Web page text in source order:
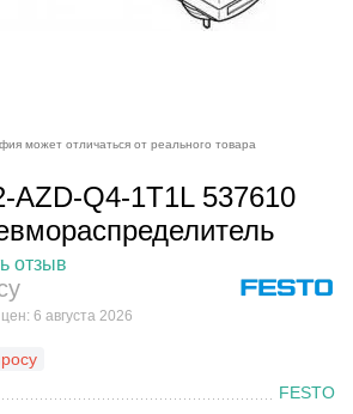
может отличаться от реального товара
AZD-Q4-1T1L 537610
отзыв
6 августа 2026
FESTO